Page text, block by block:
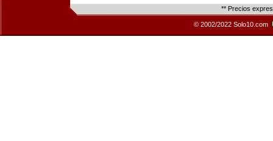
** Precios
© 2002/2022 Solo10.com